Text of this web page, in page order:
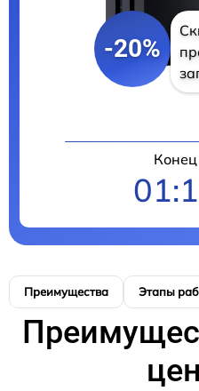
-20%
Преимущества Этапы